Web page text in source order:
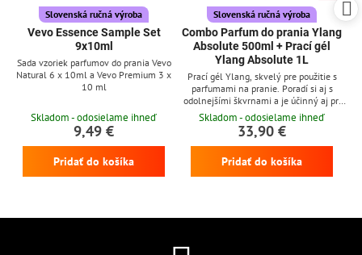
Slovenská ručná výroba
Vevo Essence Sample Set
9x10ml
Sada vzoriek parfumov do prania Vevo
Natural 6 x 10ml a Vevo Premium 3 x
10 ml
Skladom - odosielame ihneď
9,49 €
Pridať do košíka
Slovenská ručná výroba
Combo Parfum do prania Ylang
Absolute 500ml + Prací gél
Ylang Absolute 1L
Prací gél Ylang, skvelý pre použitie s
parfumami na pranie. Poradí si aj s
odolnejšími škvrnami a je účinný aj pri
nízkych teplotách
Skladom - odosielame ihneď
33,90 €
Pridať do košíka